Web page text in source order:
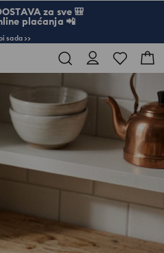
za sve 🎒
plaćanja 📲
sada >>